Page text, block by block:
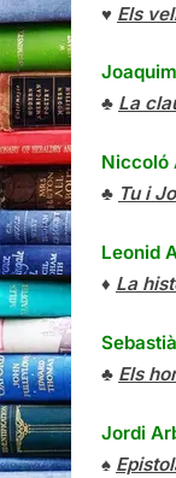
♥ Els
♣ La
Niccoló
♣ Tu i Jo
Leonid
♦ La
♣ Els
Jordi
♠